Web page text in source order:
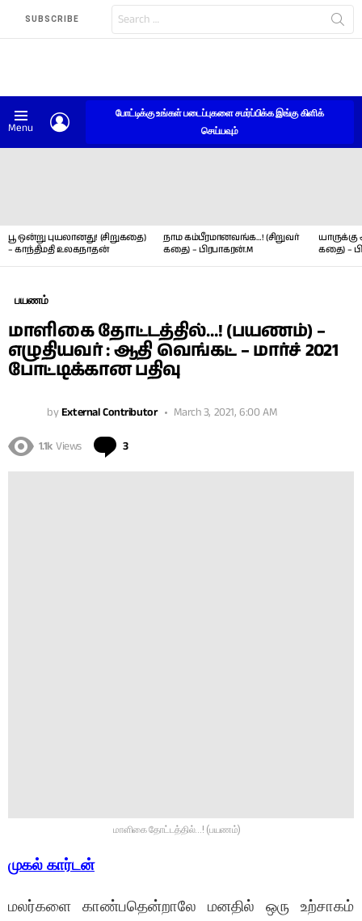
SUBSCRIBE
for:
Menu
போட்டிக்கு உங்கள் படைப்புகளை சமர்ப்பிக்க இங்கு கிளிக்
செய்யவும்
பூ ஒன்று புயலானது! (சிறுகதை)
– காந்திமதி உலகநாதன்
நாம கம்பீரமானவங்க…! (சிறுவர்
கதை) – பிரபாகரன்.M
யாருக்கு
கதை) –
பயணம்
மாளிகை தோட்டத்தில்…! (பயணம்) –
எழுதியவர் : ஆதி வெங்கட் – மார்ச் 2021
போட்டிக்கான பதிவு
byExternal Contributor March 3, 2021, 6:00 AM
1.1k Views 3
மாளிகை தோட்டத்தில்…! (பயணம்)
முகல் கார்டன்
மலர்களை காண்பதென்றாலே மனதில் ஒரு உற்சாகம்